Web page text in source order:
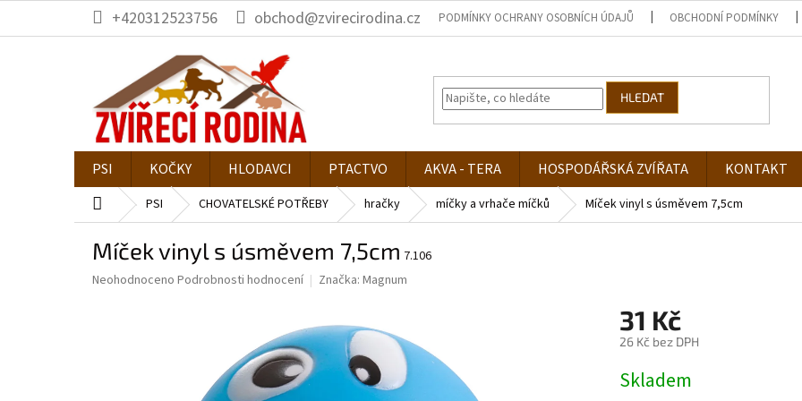
obsah
+420312523756 obchod@zvirecirodina.cz PODMÍNKY OCHRANY OSOBNÍCH ÚDAJŮ OBCHODNÍ PODMÍNKY
HLEDAT
PSI KOČKY HLODAVCI PTACTVO AKVA - TERA HOSPODÁŘSKÁ ZVÍŘATA KONTAKT
Domů PSI CHOVATELSKÉ POTŘEBY hračky míčky a vrhače míčků Míček vinyl s úsměvem 7,5cm
Míček vinyl s úsměvem 7,5cm 7.106
Průměrné
Neohodnoceno Podrobnosti hodnocení Značka: Magnum
31 Kč
26 Kč bez DPH
cena:
Skladem